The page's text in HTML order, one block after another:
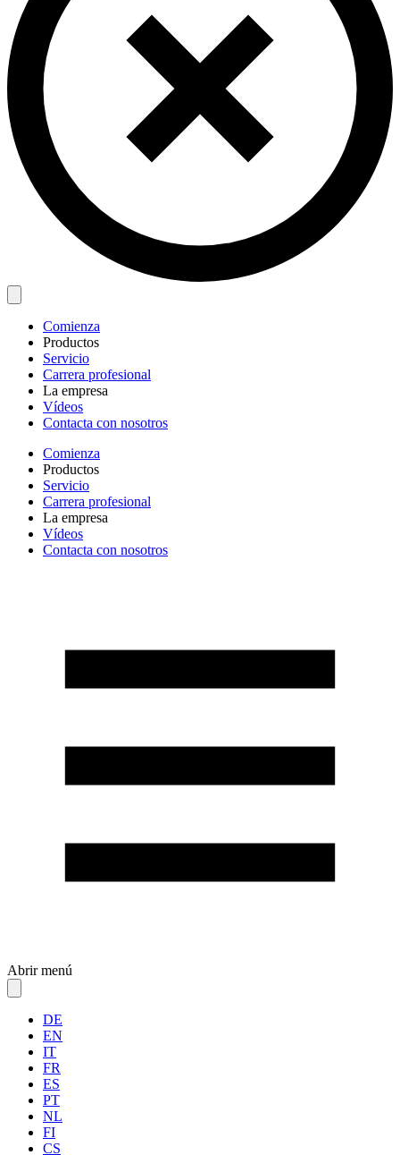
Comienza
Productos
Servicio
Carrera profesional
La empresa
Vídeos
Contacta con nosotros
Comienza
Productos
Servicio
Carrera profesional
La empresa
Vídeos
Contacta con nosotros
Abrir menú
DE
EN
IT
FR
ES
PT
NL
FI
CS